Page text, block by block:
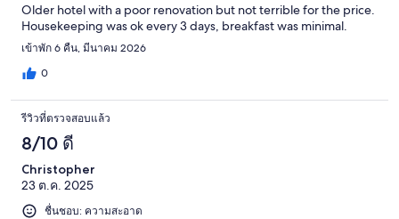
Older hotel with a poor renovation but not terrible for the price.
Housekeeping was ok every 3 days, breakfast was minimal.
เข้าพัก 6 คืน, มีนาคม 2026
0
รีวิวที่ตรวจสอบแล้ว
8/10 ดี
Christopher
23 ต.ค. 2025
ชื่นชอบ: ความสะอาด